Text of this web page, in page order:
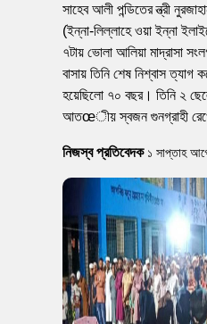
সাহেব আলী পন্ডিতের ন্ত্রী
(ইন্না-লিল্লাহে ওয়া ইন্না
৭টায় ভোলা আলিয়া মাদ্রাসা
বাসায় তিনি শেষ নিশ্বাস
হয়েছিলো ৭০ বছর। তিনি ২
আতœীয় স্বজন গুনগ্রাহী
নিজস্ব প্রতিবেদক ১ সাপ্তাহ